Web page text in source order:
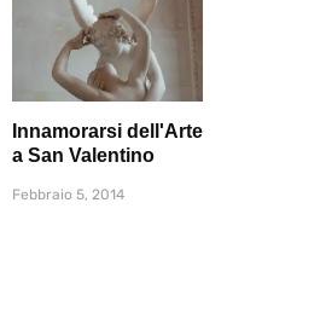
Innamorarsi dell'Arte
a San Valentino
Febbraio 5, 2014